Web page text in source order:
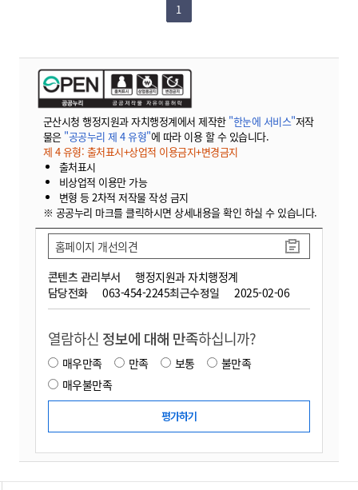
1
군산시청 행정지원과 자치행정계에서 제작한 "한눈에 서비스"저작
물은 "공공누리 제 4 유형"에 따라 이용 할 수 있습니다.
제 4 유형: 출처표시+상업적 이용금지+변경금지
출처표시
비상업적 이용만 가능
변형 등 2차적 저작물 작성 금지
※ 공공누리 마크를 클릭하시면 상세내용을 확인 하실 수 있습니다.
콘텐츠 관리부서
행정지원과 자치행정계
담당전화
063-454-2245최근수정일 2025-02-06
홈페이지 개선의견
열람하신 정보에 대해 만족하십니까?
매우만족 만족 보통
불만족
매우불만족